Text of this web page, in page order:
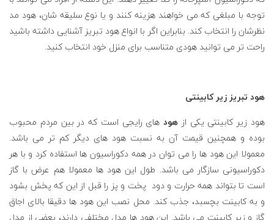
توجه با مبلغی که می خواهند هزینه کنند و یا نوع سلیقه شان، هود مد
نظرشان را انتخاب کند. بنابراین اگر با انواع هود تبریز آشنایی داشته باشید
راحت تر می توانید هودی متناسب برای منزل خود انتخاب کنید.
هود تبریز زیر کابینتی
هود زیر کابینتی یکی از هودهای رایجی است که در بین مردم محبوب
بوده و همچنین قیمت آن به نسبت هود های دیگر کم تر می باشد.
معمولا این هود ها را می توان در همه دکوراسیون ها استفاده کرد و با هر
دکوراسیونی سازگار می باشد. طول این هود ها معمولا هم عرض با گاز
است تا بتواند همه حرارت و دود پخت و پز را قبل از این که پخش بشود
و به کابینت بچسبد، جذب کند. محل نصب این هود ها دقیقا بالای اجاق